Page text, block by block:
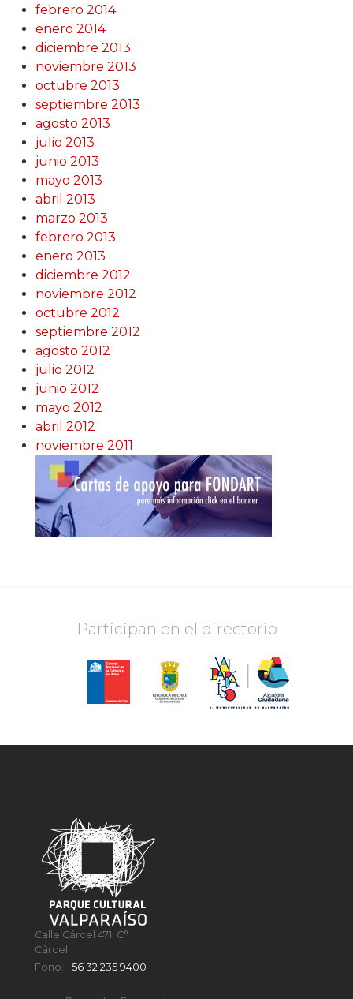
febrero 2014
enero 2014
diciembre 2013
noviembre 2013
octubre 2013
septiembre 2013
agosto 2013
julio 2013
junio 2013
mayo 2013
abril 2013
marzo 2013
febrero 2013
enero 2013
diciembre 2012
noviembre 2012
octubre 2012
septiembre 2012
agosto 2012
julio 2012
junio 2012
mayo 2012
abril 2012
noviembre 2011
Participan en el directorio
Calle Cárcel 471, C°
Cárcel
Fono:+56 32 235 9400